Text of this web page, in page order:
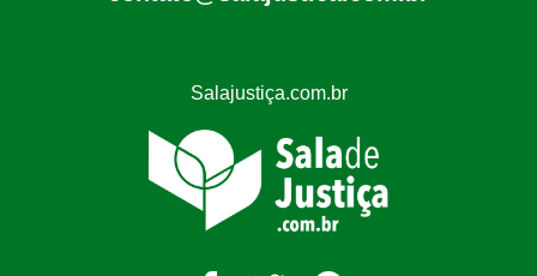
Salajustiça.com.br